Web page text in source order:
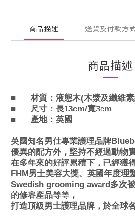
商品描述 送貨及付款方
商品描述
■ 材質 ： 液態木(木漿及纖維
■ 尺寸 ： 長13cm/寬3cm
■ 產地： 英國
英國知名男仕專業護理品牌
優異的配方外，堅持不經過動物
在多年來的好評累積下，已經獲
FHM男士美容大獎、 英國年度理
Swedish grooming award多次
的修容產品等等，
打造頂級男士護理品牌，於全球